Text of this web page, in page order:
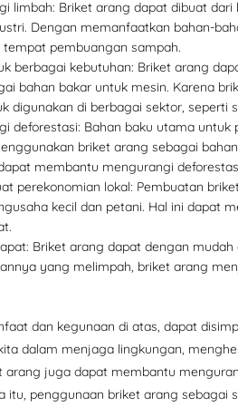
limbah: Briket arang dapat dibuat
Dengan memanfaatkan bahan-
tempat pembuangan sampah.
berbagai kebutuhan: Briket arang
bahan bakar untuk mesin. Karena
digunakan di berbagai sektor, seperti
deforestasi: Bahan baku utama
briket arang sebagai
membantu mengurangi
perekonomian lokal: Pembuatan
kecil dan petani. Hal ini dapat
Briket arang dapat dengan
yang melimpah, briket arang
dan kegunaan di atas, dapat
dalam menjaga lingkungan,
arang juga dapat membantu
itu, penggunaan briket arang